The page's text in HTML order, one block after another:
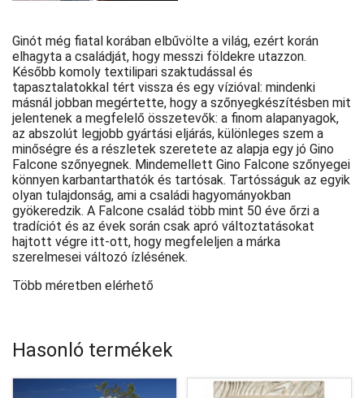
Ginót még fiatal korában elbűvölte a világ, ezért korán
elhagyta a családját, hogy messzi földekre utazzon.
Később komoly textilipari szaktudással és
tapasztalatokkal tért vissza és egy vízióval: mindenki
másnál jobban megértette, hogy a szőnyegkészítésben mit
jelentenek a megfelelő összetevők: a finom alapanyagok,
az abszolút legjobb gyártási eljárás, különleges szem a
minőségre és a részletek szeretete az alapja egy jó Gino
Falcone szőnyegnek. Mindemellett Gino Falcone szőnyegei
könnyen karbantarthatók és tartósak. Tartósságuk az egyik
olyan tulajdonság, ami a családi hagyományokban
gyökeredzik. A Falcone család több mint 50 éve őrzi a
tradíciót és az évek során csak apró változtatásokat
hajtott végre itt-ott, hogy megfeleljen a márka
szerelmesei változó ízlésének.
Több méretben elérhető
Hasonló termékek